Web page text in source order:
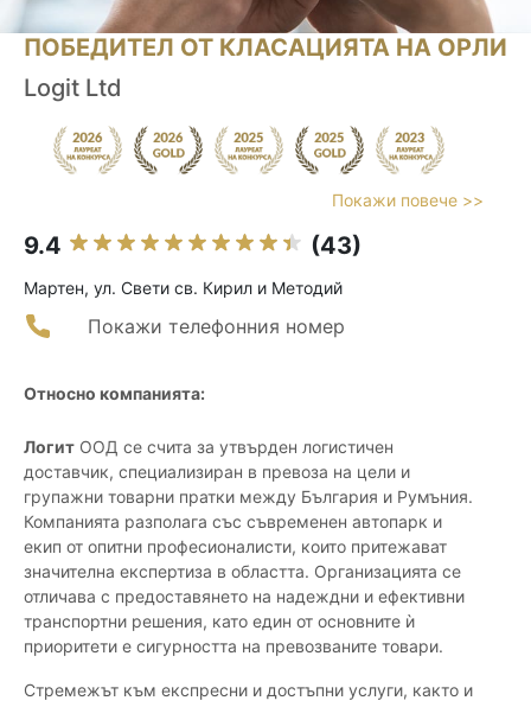
ПОБЕДИТЕЛ ОТ КЛАСАЦИЯТА НА ОРЛИ
Logit Ltd
Покажи повече >>
9.4 (43)
Мартен, ул. Свети св. Кирил и Методий
Покажи телефонния номер
Относно компанията:
Логит ООД се счита за утвърден логистичен
доставчик, специализиран в превоза на цели и
групажни товарни пратки между България и Румъния.
Компанията разполага със съвременен автопарк и
екип от опитни професионалисти, които притежават
значителна експертиза в областта. Организацията се
отличава с предоставянето на надеждни и ефективни
транспортни решения, като един от основните ѝ
приоритети е сигурността на превозваните товари.
Стремежът към експресни и достъпни услуги, както и